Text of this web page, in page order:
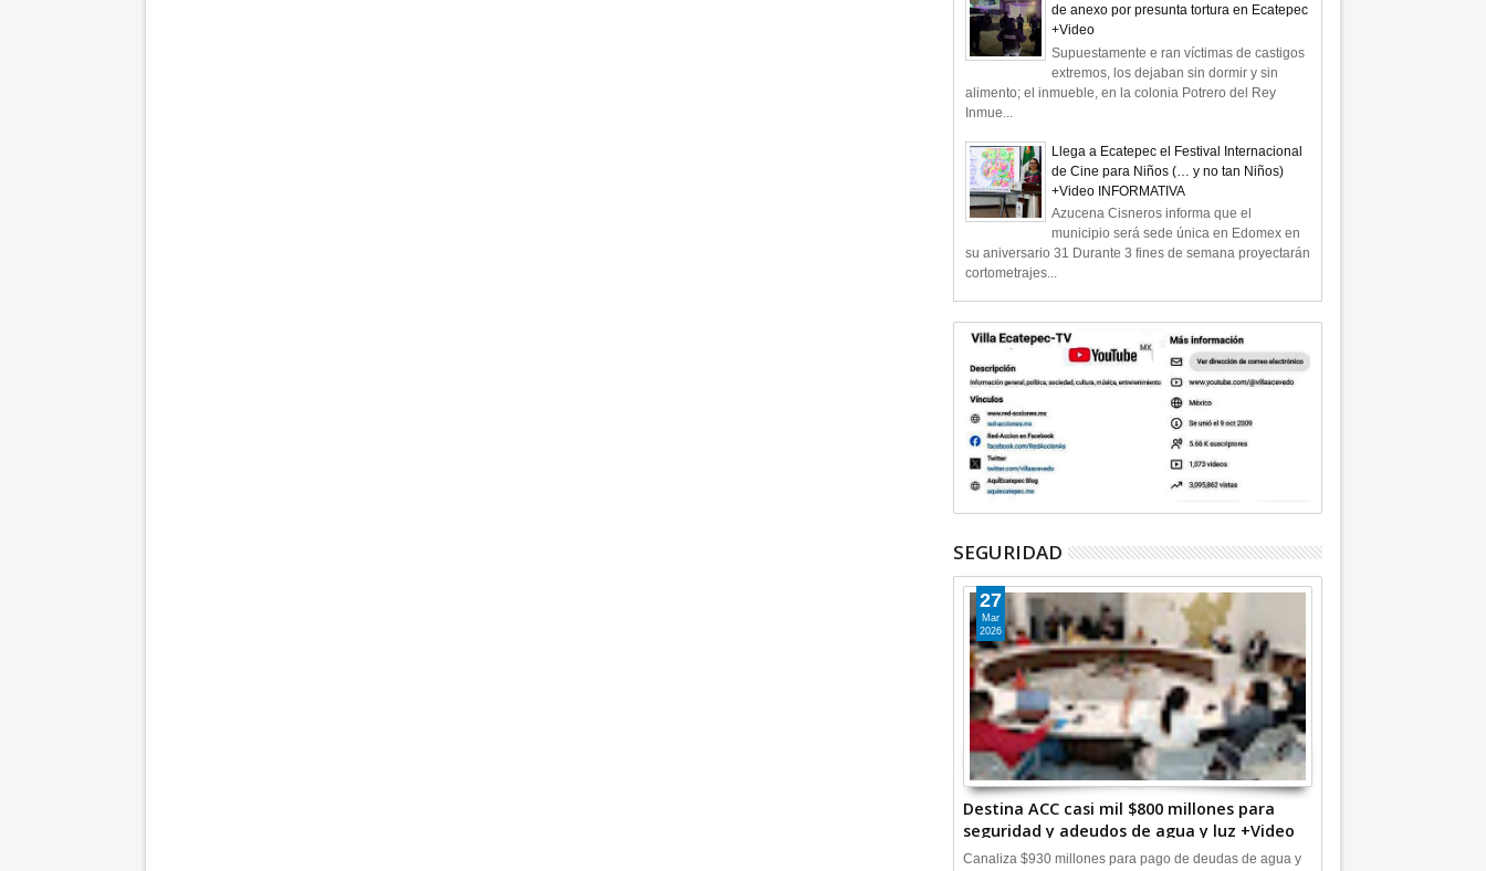
de anexo por presunta tortura en Ecatepec
+Video
Supuestamente e ran víctimas de castigos
extremos, los dejaban sin dormir y sin
alimento; el inmueble, en la colonia Potrero del Rey
Inmue...
Llega a Ecatepec el Festival Internacional
de Cine para Niños (… y no tan Niños)
+Video INFORMATIVA
Azucena Cisneros informa que el
municipio será sede única en Edomex en
su aniversario 31 Durante 3 fines de semana proyectarán
cortometrajes...
SEGURIDAD
Destina ACC casi mil $800 millones para
seguridad y adeudos de agua y luz +Video
27
Mar
2026
Canaliza $930 millones para pago de deudas de agua y